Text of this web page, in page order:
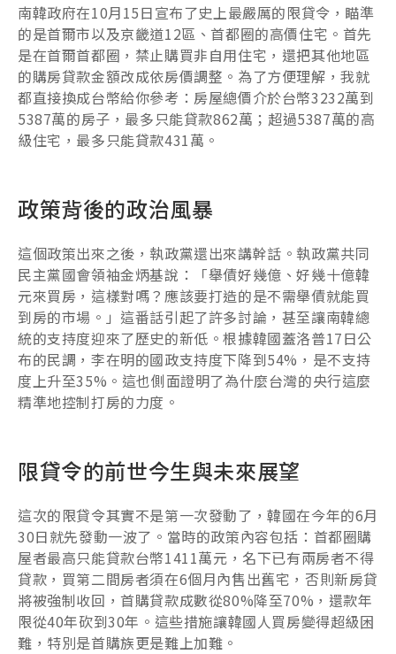
南韓政府在10月15日宣布了史上最嚴厲的限貸令，瞄準
的是首爾市以及京畿道12區、首都圈的高價住宅。首先
是在首爾首都圈，禁止購買非自用住宅，還把其他地區
的購房貸款金額改成依房價調整。為了方便理解，我就
都直接換成台幣給你參考：房屋總價介於台幣3232萬到
5387萬的房子，最多只能貸款862萬；超過5387萬的高
級住宅，最多只能貸款431萬。
政策背後的政治風暴
這個政策出來之後，執政黨還出來講幹話。執政黨共同
民主黨國會領袖金炳基說：「舉債好幾億、好幾十億韓
元來買房，這樣對嗎？應該要打造的是不需舉債就能買
到房的市場。」這番話引起了許多討論，甚至讓南韓總
統的支持度迎來了歷史的新低。根據韓國蓋洛普17日公
布的民調，李在明的國政支持度下降到54%，是不支持
度上升至35%。這也側面證明了為什麼台灣的央行這麼
精準地控制打房的力度。
限貸令的前世今生與未來展望
這次的限貸令其實不是第一次發動了，韓國在今年的6月
30日就先發動一波了。當時的政策內容包括：首都圈購
屋者最高只能貸款台幣1411萬元，名下已有兩房者不得
貸款，買第二間房者須在6個月內售出舊宅，否則新房貸
將被強制收回，首購貸款成數從80%降至70%，還款年
限從40年砍到30年。這些措施讓韓國人買房變得超級困
難，特別是首購族更是難上加難。